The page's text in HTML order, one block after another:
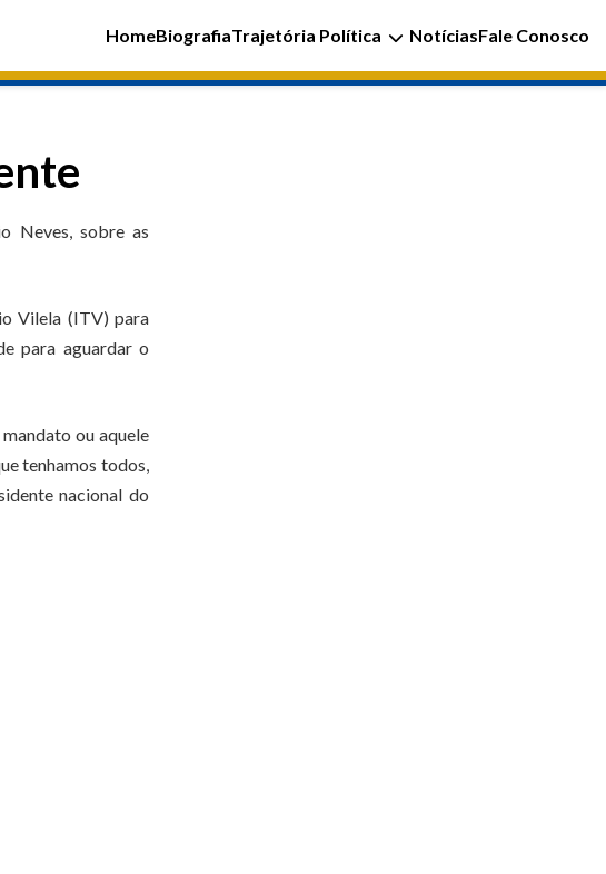
HomeBiografiaTrajetória Política NotíciasFale Conosco
Neves, sobre as
Vilela (ITV) para
para aguardar o
ou aquele
tenhamos todos,
nacional do